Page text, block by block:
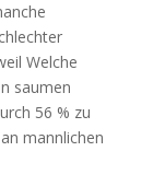
Welche
saumen
56 % zu
mannlichen